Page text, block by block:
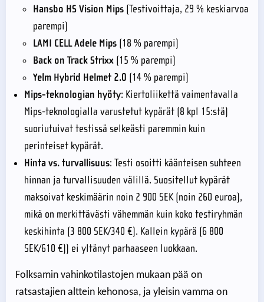
Hansbo HS Vision Mips (Testivoittaja, 29 % keskiarvoa
parempi)
LAMI CELL Adele Mips (18 % parempi)
Back on Track Strixx (15 % parempi)
Yelm Hybrid Helmet 2.0 (14 % parempi)
Mips-teknologian hyöty: Kiertoliikettä vaimentavalla
Mips-teknologialla varustetut kypärät (8 kpl 15:stä)
suoriutuivat testissä selkeästi paremmin kuin
perinteiset kypärät.
Hinta vs. turvallisuus: Testi osoitti käänteisen suhteen
hinnan ja turvallisuuden välillä. Suositellut kypärät
maksoivat keskimäärin noin 2 900 SEK (noin 260 euroa),
mikä on merkittävästi vähemmän kuin koko testiryhmän
keskihinta (3 800 SEK/340 €). Kallein kypärä (6 800
SEK/610 €)) ei yltänyt parhaaseen luokkaan.
Folksamin vahinkotilastojen mukaan pää on
ratsastajien alttein kehonosa, ja yleisin vamma on